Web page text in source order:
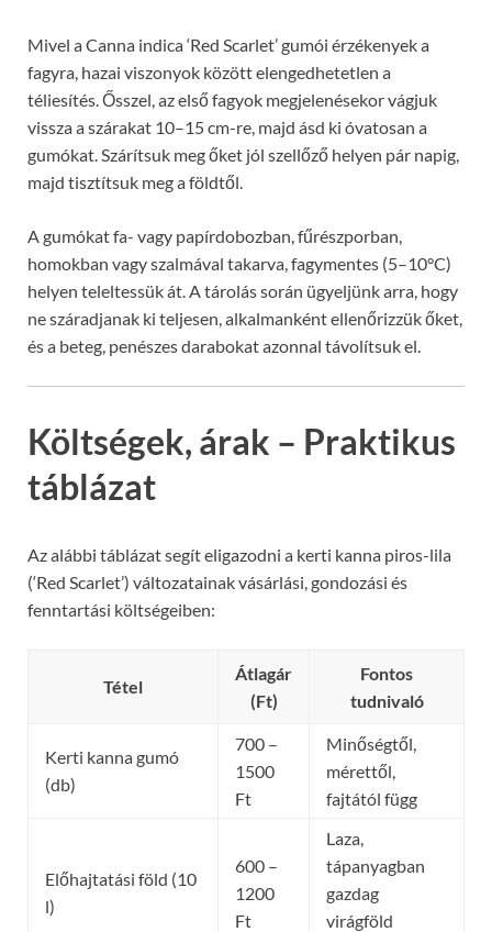
Mivel a Canna indica ‘Red Scarlet’ gumói érzékenyek a
fagyra, hazai viszonyok között elengedhetetlen a
téliesítés. Ősszel, az első fagyok megjelenésekor vágjuk
vissza a szárakat 10–15 cm-re, majd ásd ki óvatosan a
gumókat. Szárítsuk meg őket jól szellőző helyen pár napig,
majd tisztítsuk meg a földtől.
A gumókat fa- vagy papírdobozban, fűrészporban,
homokban vagy szalmával takarva, fagymentes (5–10°C)
helyen teleltessük át. A tárolás során ügyeljünk arra, hogy
ne száradjanak ki teljesen, alkalmanként ellenőrizzük őket,
és a beteg, penészes darabokat azonnal távolítsuk el.
Költségek, árak – Praktikus
táblázat
Az alábbi táblázat segít eligazodni a kerti kanna piros-lila
(‘Red Scarlet’) változatainak vásárlási, gondozási és
fenntartási költségeiben:
Tétel
Átlagár
(Ft)
Fontos
tudnivaló
Kerti kanna gumó
(db)
700 –
1500
Ft
Minőségtől,
mérettől,
fajtától függ
Előhajtatási föld (10
l)
600 –
1200
Ft
Laza,
tápanyagban
gazdag
virágföld